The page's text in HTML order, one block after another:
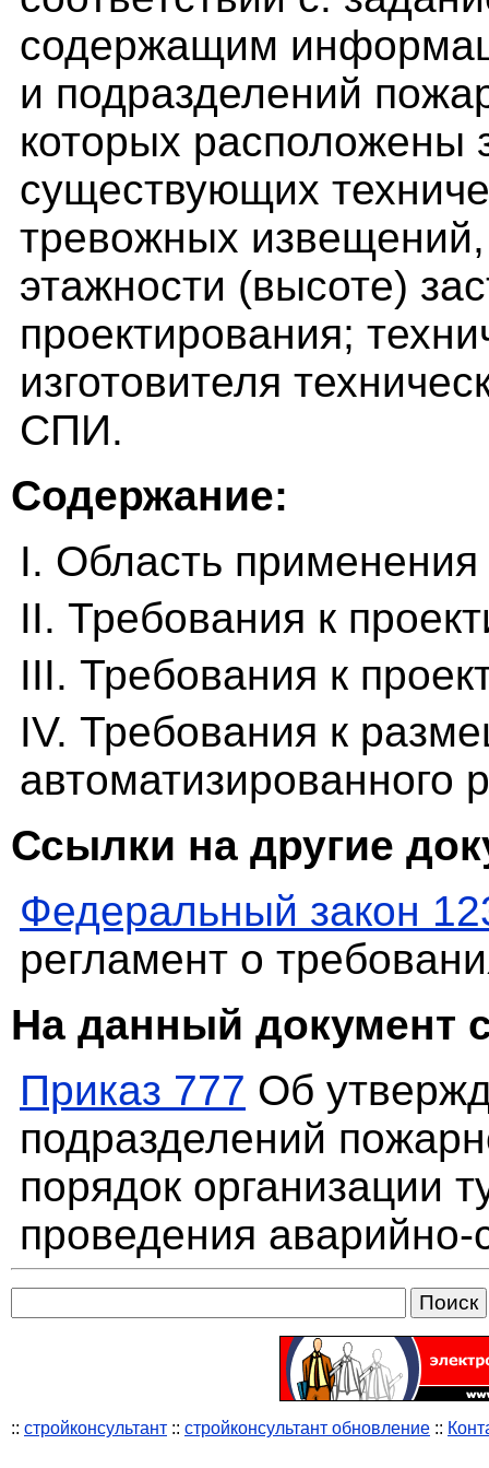
содержащим
и подразделений
которых расположены
существующих
тревожных
этажности (высоте)
проектирования;
изготовителя
СПИ.
Содержание:
I. Область
II. Требования к
III. Требования к
IV. Требования к
автоматизированного
Ссылки на другие
Федеральный закон
регламент о
На данный документ
Приказ 777 Об
подразделений
порядок организации
проведения аварийно-
:: стройконсультант :: стройконсультант обновление ::